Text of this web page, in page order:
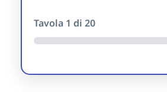
Tavola 1 di 20